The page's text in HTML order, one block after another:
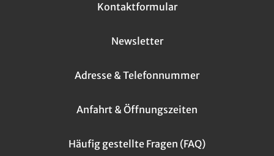
Kontaktformular
Newsletter
Adresse & Telefonnummer
Anfahrt & Öffnungszeiten
Häufig gestellte Fragen (FAQ)